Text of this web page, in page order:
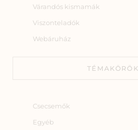
Várandós kismamák
Viszonteladók
Webáruház
TÉMAKÖRÖK
Csecsemők
Egyéb